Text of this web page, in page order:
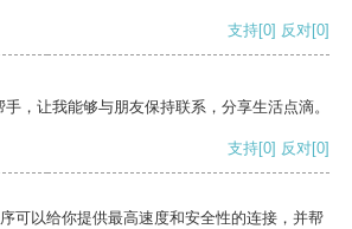
支持[0] 反对[0]
，让我能够与朋友保持联系，分享生活点滴。
支持[0] 反对[0]
可以给你提供最高速度和安全性的连接，并帮